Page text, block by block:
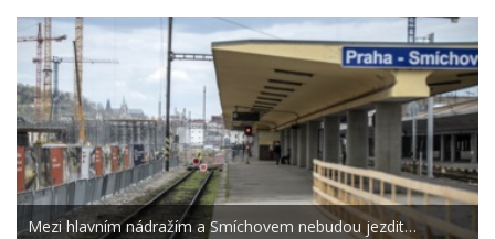
Mezi hlavním nádražím a Smíchovem nebudou jezdit…